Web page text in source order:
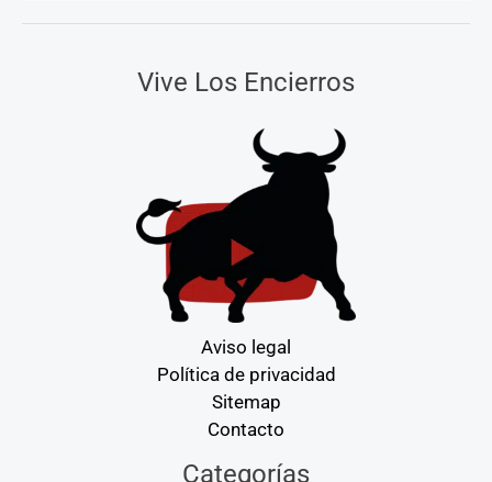
Vive Los Encierros
Aviso legal
Política de privacidad
Sitemap
Contacto
Categorías